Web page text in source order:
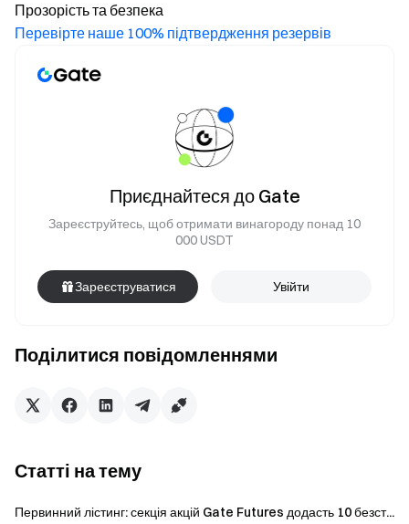
Прозорість та безпека
Перевірте наше 100% підтвердження резервів
Поділитися повідомленнями
Приєднайтеся до Gate
Зареєструйтесь, щоб отримати винагороду понад 10
000 USDT
Зареєструватися Увійти
Статті на тему
Первинний лістинг: секція акцій Gate Futures додасть 10 безст...